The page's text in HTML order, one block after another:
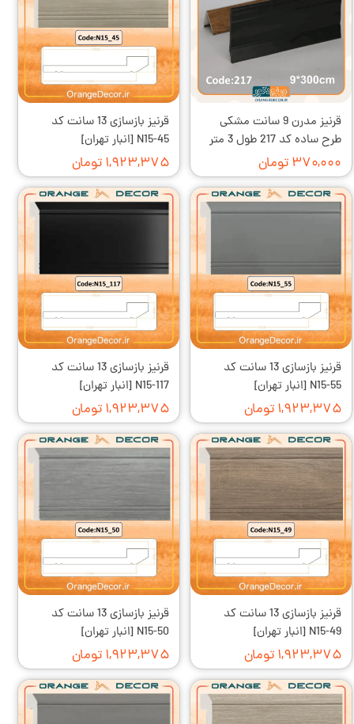
قرنیز مدرن 9 سانت مشکی
طرح ساده کد 217 طول 3 متر
۳۷۰,۰۰۰ تومان
قرنیز بازسازی 13 سانت کد
N15-45 [انبار تهران]
۱,۹۲۳,۳۷۵ تومان
قرنیز بازسازی 13 سانت کد
N15-55 [انبار تهران]
۱,۹۲۳,۳۷۵ تومان
قرنیز بازسازی 13 سانت کد
N15-117 [انبار تهران]
۱,۹۲۳,۳۷۵ تومان
قرنیز بازسازی 13 سانت کد
N15-49 [انبار تهران]
۱,۹۲۳,۳۷۵ تومان
قرنیز بازسازی 13 سانت کد
N15-50 [انبار تهران]
۱,۹۲۳,۳۷۵ تومان